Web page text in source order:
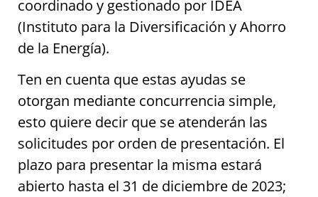
coordinado y gestionado por IDEA
(Instituto para la Diversificación y Ahorro
de la Energía).
Ten en cuenta que estas ayudas se
otorgan mediante concurrencia simple,
esto quiere decir que se atenderán las
solicitudes por orden de presentación. El
plazo para presentar la misma estará
abierto hasta el 31 de diciembre de 2023;